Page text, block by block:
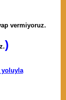
vermiyoruz.
)
yoluyla